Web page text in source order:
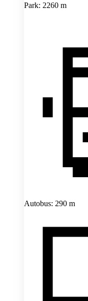
Park: 2260 m
Autobus: 290 m